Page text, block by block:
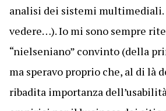
analisi dei sistemi multimediali.
vedere…). Io mi sono sempre
“nielseniano” convinto (della
ma speravo proprio che, al di là
ribadita importanza